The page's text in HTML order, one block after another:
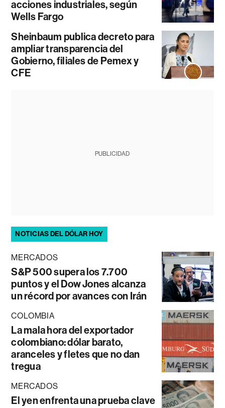
acciones industriales, según
Wells Fargo
Sheinbaum publica decreto para
ampliar transparencia del
Gobierno, filiales de Pemex y
CFE
PUBLICIDAD
NOTICIAS DEL DÓLAR HOY
MERCADOS
S&P 500 supera los 7.700
puntos y el Dow Jones alcanza
un récord por avances con Irán
COLOMBIA
La mala hora del exportador
colombiano: dólar barato,
aranceles y fletes que no dan
tregua
MERCADOS
El yen enfrenta una prueba clave